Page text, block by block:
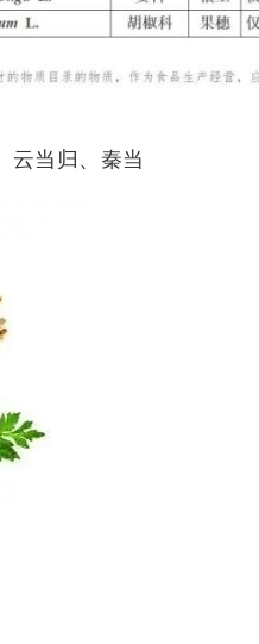
云当归、秦当